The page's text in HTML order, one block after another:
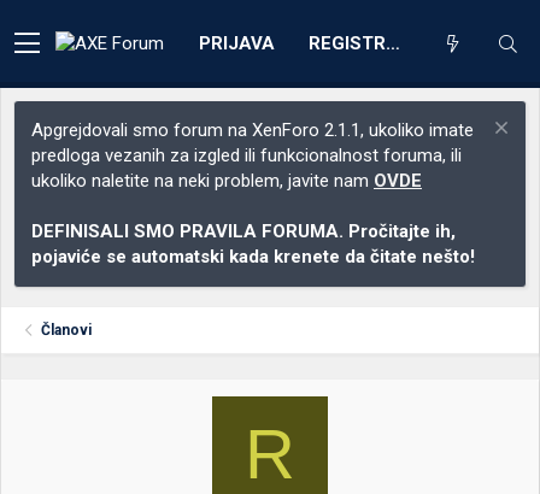
PRIJAVA REGISTRACIJA
Apgrejdovali smo forum na XenForo 2.1.1, ukoliko imate
predloga vezanih za izgled ili funkcionalnost foruma, ili
ukoliko naletite na neki problem, javite nam OVDE
DEFINISALI SMO PRAVILA FORUMA. Pročitajte ih,
pojaviće se automatski kada krenete da čitate nešto!
Članovi
R